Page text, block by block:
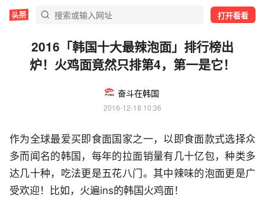
打开看看
2016「韩国十大最辣泡面」排行榜出
炉！火鸡面竟然只排第4，第一是它！
奋斗在韩国
2016-12-18 10:36
作为全球最爱买即食面国家之一，以即食面款式选择众
多而闻名的韩国，每年的拉面销量有几十亿包，种类多
达几十种，吃法更是五花八门。其中辣味的泡面更是广
受欢迎！比如，火遍ins的韩国火鸡面！